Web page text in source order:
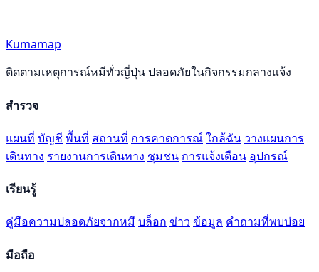
Kumamap
ติดตามเหตุการณ์หมีทั่วญี่ปุ่น ปลอดภัยในกิจกรรมกลางแจ้ง
สำรวจ
แผนที่ บัญชี พื้นที่ สถานที่ การคาดการณ์ใกล้ฉัน วางแผนการ
เดินทาง รายงานการเดินทาง ชุมชน การแจ้งเตือน อุปกรณ์
เรียนรู้
คู่มือความปลอดภัยจากหมี บล็อก ข่าว ข้อมูล คำถามที่พบบ่อย
มือถือ